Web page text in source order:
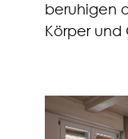
beruhigen
Körper und